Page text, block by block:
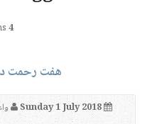
4
هفت رحمت
Sunday 1 July 2018